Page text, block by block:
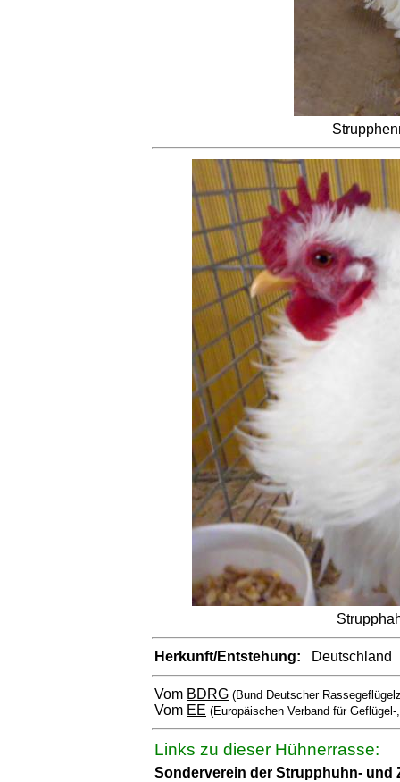
Herkunft/Entstehung: Deutschland
Vom BDRG (Bund Deutscher
Vom EE (Europäischen Verband für
Links zu dieser Hühnerrasse:
Sonderverein der Strupphuhn-